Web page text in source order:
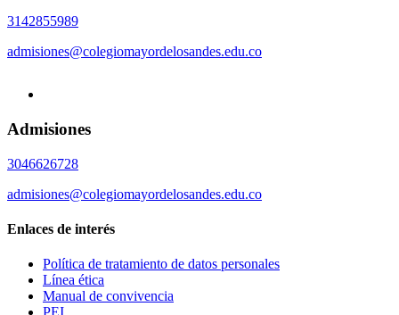
3142855989
admisiones@colegiomayordelosandes.edu.co
Admisiones
3046626728
admisiones@colegiomayordelosandes.edu.co
Enlaces de interés
Política de tratamiento de datos personales
Línea ética
Manual de convivencia